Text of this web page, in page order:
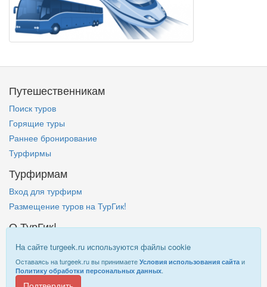
На сайте turgeek.ru используются файлы cookie
Оставаясь на turgeek.ru вы принимаете Условия использования сайта и
Политику обработки персональных данных.
Путешественникам
Поиск туров
Горящие туры
Раннее бронирование
Турфирмы
Турфирмам
Вход для турфирм
Размещение туров на ТурГик!
О ТурГик!
Кто такой ТурГик?
Правовая информация